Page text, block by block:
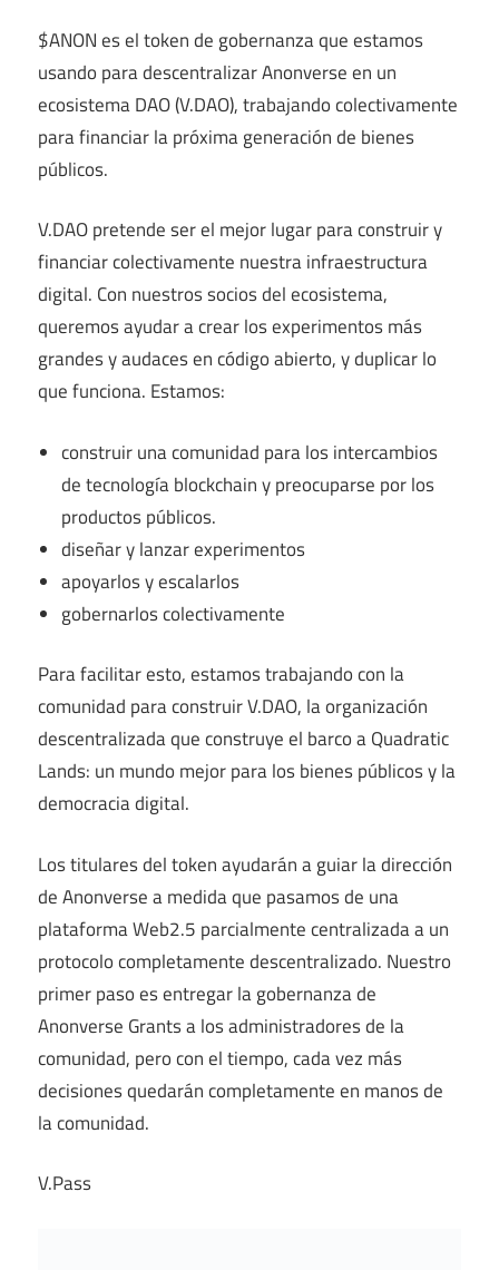
$ANON es el token de gobernanza que estamos
usando para descentralizar Anonverse en un
ecosistema DAO (V.DAO), trabajando colectivamente
para financiar la próxima generación de bienes
públicos.
V.DAO pretende ser el mejor lugar para construir y
financiar colectivamente nuestra infraestructura
digital. Con nuestros socios del ecosistema,
queremos ayudar a crear los experimentos más
grandes y audaces en código abierto, y duplicar lo
que funciona. Estamos:
construir una comunidad para los intercambios
de tecnología blockchain y preocuparse por los
productos públicos.
diseñar y lanzar experimentos
apoyarlos y escalarlos
gobernarlos colectivamente
Para facilitar esto, estamos trabajando con la
comunidad para construir V.DAO, la organización
descentralizada que construye el barco a Quadratic
Lands: un mundo mejor para los bienes públicos y la
democracia digital.
Los titulares del token ayudarán a guiar la dirección
de Anonverse a medida que pasamos de una
plataforma Web2.5 parcialmente centralizada a un
protocolo completamente descentralizado. Nuestro
primer paso es entregar la gobernanza de
Anonverse Grants a los administradores de la
comunidad, pero con el tiempo, cada vez más
decisiones quedarán completamente en manos de
la comunidad.
V.Pass